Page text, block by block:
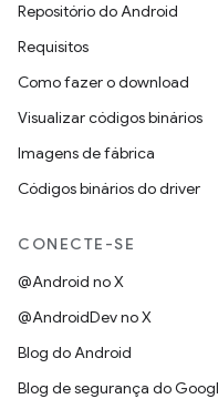
Repositório do Android
Requisitos
Como fazer o download
Visualizar códigos binários
Imagens de fábrica
Códigos binários do driver
CONECTE-SE
@Android no X
@AndroidDev no X
Blog do Android
Blog de segurança do